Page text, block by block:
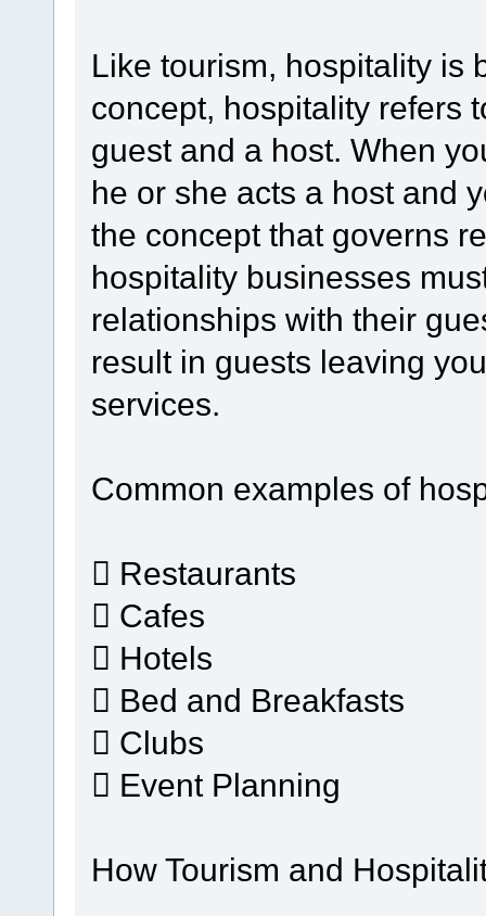
Like tourism, hospitality is
concept, hospitality refers
guest and a host. When
he or she acts a host and
the concept that governs
hospitality businesses
relationships with their
result in guests leaving
services.
Common examples of
 Restaurants
 Cafes
 Hotels
 Bed and Breakfasts
 Clubs
 Event Planning
How Tourism and